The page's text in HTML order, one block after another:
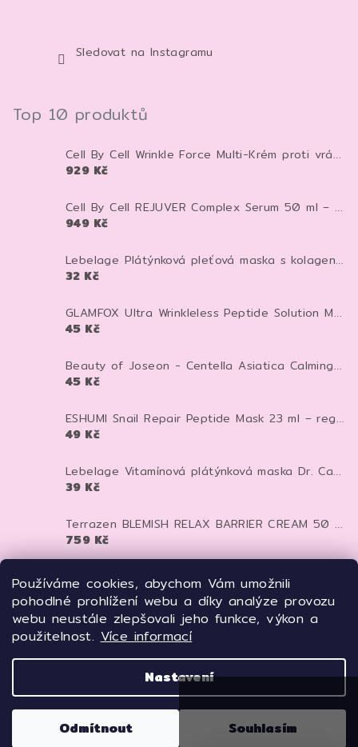
Používáme cookies, abychom Vám umožnili
pohodlné prohlížení webu a díky analýze provozu
webu neustále zlepšovali jeho funkce, výkon a
použitelnost.Více informací
Nastavení
Odmítnout Souhlasím
Sledovat na Instagramu
Top 10 produktů
Cell By Cell Wrinkle Force Multi-Krém proti vráskám 100 ml – anti-age krém pro zpevnění a hydrataci pleti
929 Kč
Cell By Cell REJUVER Complex Serum 50 ml – anti-age sérum pro zpevnění a regeneraci pleti
949 Kč
Lebelage Plátýnková pleťová maska s kolagenem Dr. Capsule Collagen Mask Pack 28 ml 1 ks
32 Kč
GLAMFOX Ultra Wrinkleless Peptide Solution Mask 25 g – peptidová pleťová maska pro vyhlazení, hydrataci a pevnější vzhled pleti
45 Kč
Beauty of Joseon - Centella Asiatica Calming Mask - Zklidňující textilní maska - 25 ml
45 Kč
ESHUMI Snail Repair Peptide Mask 23 ml – regenerační plátýnková maska se šnečím mucinem a peptidy pro hydrataci a pevnější pleť
49 Kč
Lebelage Vitamínová plátýnková maska Dr. Capsule Vitamin Mask Pack 25 ml
39 Kč
Terrazen BLEMISH RELAX BARRIER CREAM 50 ml - pečující krém proti zarudnutí, kuperóze a rosacee
759 Kč
125 Kč
669 Kč
Copyright 2026Freyja'sTOUCH. Všechna práva
vyhrazena.